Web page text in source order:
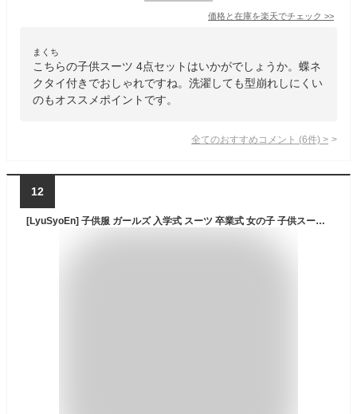
価格と在庫を楽天でチェック >>
まくち
こちらの子供スーツ 4点セットはいかがでしょうか。蝶ネ
クタイ付きでおしゃれですね。洗濯しても型崩れしにくい
のもオススメポイントです。
全てのおすすめコメント (6件) >
12
[LyuSyoEn] 子供服 ガールズ 入学式 スーツ 卒業式 女の子 子供スーツ ブレザー スカート シャツ 3点セット 学院風 可愛い JK制服 通園 通学 発表会 結婚式 (ピンク,130)